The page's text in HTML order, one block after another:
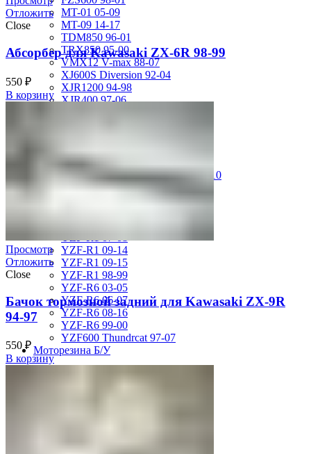
MT-01 05-09
MT-09 14-17
TDM850 96-01
TRX850 95-00
VMX12 V-max 88-07
XJ600S Diversion 92-04
XJR1200 94-98
XJR400 97-06
XVS400 Drag Star 96-99
XVZ1300 Royal Star Venture 01-10
YZF-1000R Thunderace 96-01
YZF-R1 09-14
YZF-R1 09-15
YZF-R1 98-99
YZF-R6 03-05
YZF-R6 06-07
YZF-R6 08-16
YZF-R6 99-00
YZF600 Thundrcat 97-07
Моторезина Б/У
Отложить
Close
Абсорбер для Kawasaki ZX-6R 98-99
550 ₽
В корзину
Просмотр
Отложить
Close
Бачок тормозной задний для Kawasaki ZX-9R
94-97
550 ₽
В корзину